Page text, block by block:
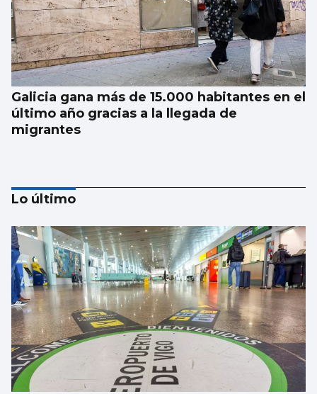
Galicia gana más de 15.000 habitantes en el
último año gracias a la llegada de
migrantes
Investigan por asesinato al detenido por un
atropello mortal intencionado en Ames
Lo último